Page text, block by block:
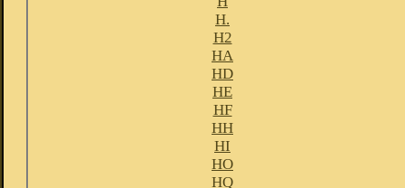
H.
H2
HA
HD
HE
HF
HH
HI
HO
HQ